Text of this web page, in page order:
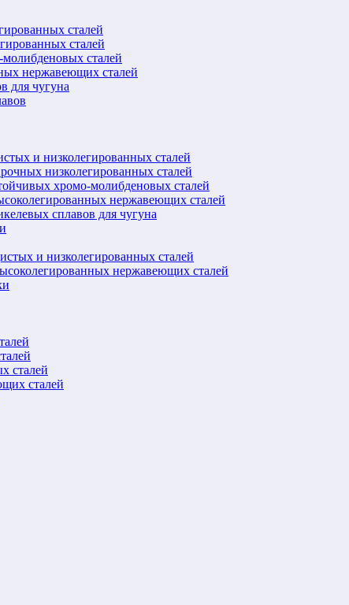
сталей
сталей
сталей
нержавеющих сталей
для чугуна
и низколегированных сталей
низколегированных сталей
хромо-молибденовых сталей
нержавеющих сталей
сплавов для чугуна
и низколегированных сталей
нержавеющих сталей
сталей
сталей